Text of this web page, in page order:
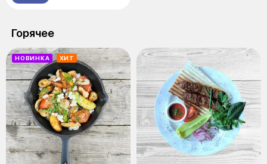
Горячее
НОВИНКА ХИТ